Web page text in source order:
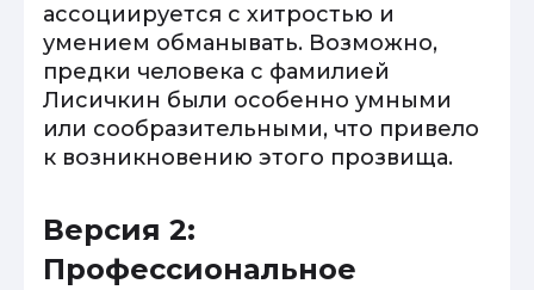
ассоциируется с хитростью и
умением обманывать. Возможно,
предки человека с фамилией
Лисичкин были особенно умными
или сообразительными, что привело
к возникновению этого прозвища.
Версия 2:
Профессиональное